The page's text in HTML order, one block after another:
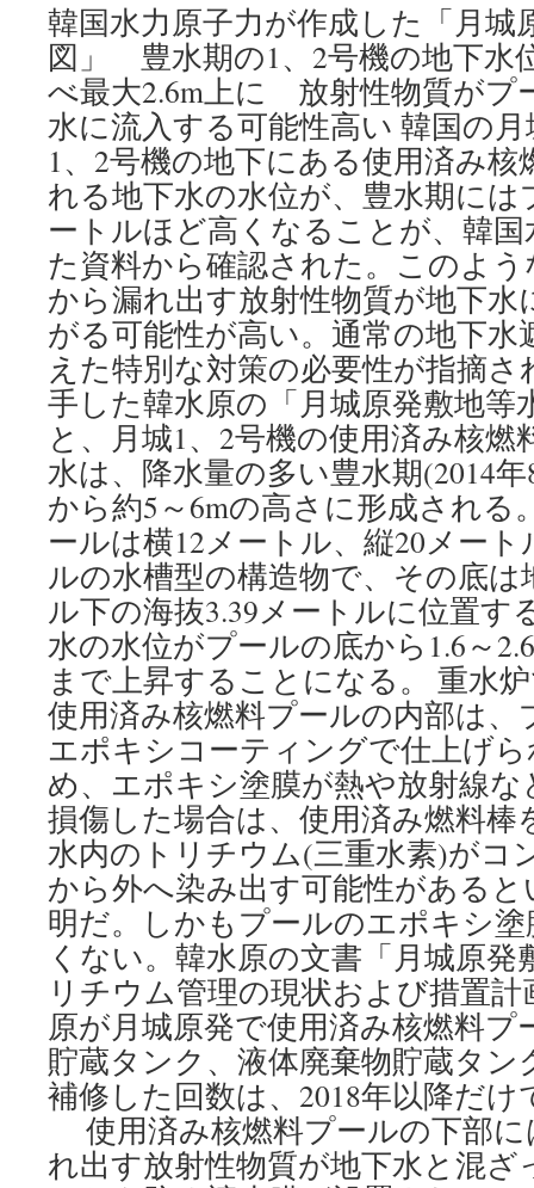
韓国水力原子力が作成した「月城
図」 豊水期の1、2号機の地下水
べ最大2.6m上に 放射性物質がプ
水に流入する可能性高い 韓国の
1、2号機の地下にある使用済み
れる地下水の水位が、豊水期に
ートルほど高くなることが、韓
た資料から確認された。このよ
から漏れ出す放射性物質が地下
がる可能性が高い。通常の地下水
えた特別な対策の必要性が指摘
手した韓水原の「月城原発敷地等
と、月城1、2号機の使用済み核燃
水は、降水量の多い豊水期(2014
から約5～6mの高さに形成される
ールは横12メートル、縦20メー
ルの水槽型の構造物で、その底は
ル下の海抜3.39メートルに位置す
水の水位がプールの底から1.6～
まで上昇することになる。 重水
使用済み核燃料プールの内部は
エポキシコーティングで仕上げ
め、エポキシ塗膜が熱や放射線
損傷した場合は、使用済み燃料
水内のトリチウム(三重水素)がコ
から外へ染み出す可能性がある
明だ。しかもプールのエポキシ
くない。韓水原の文書「月城原
リチウム管理の現状および措置
原が月城原発で使用済み核燃料プ
貯蔵タンク、液体廃棄物貯蔵タ
補修した回数は、2018年以降だ
使用済み核燃料プールの下部
れ出す放射性物質が地下水と混